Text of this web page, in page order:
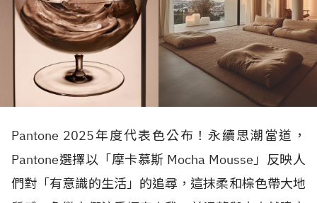
Pantone 2025年度代表色公布！永續思潮當道，
Pantone選擇以「摩卡慕斯 Mocha Mousse」反映人
們對「有意識的生活」的追尋，這抹柔和棕色帶大地